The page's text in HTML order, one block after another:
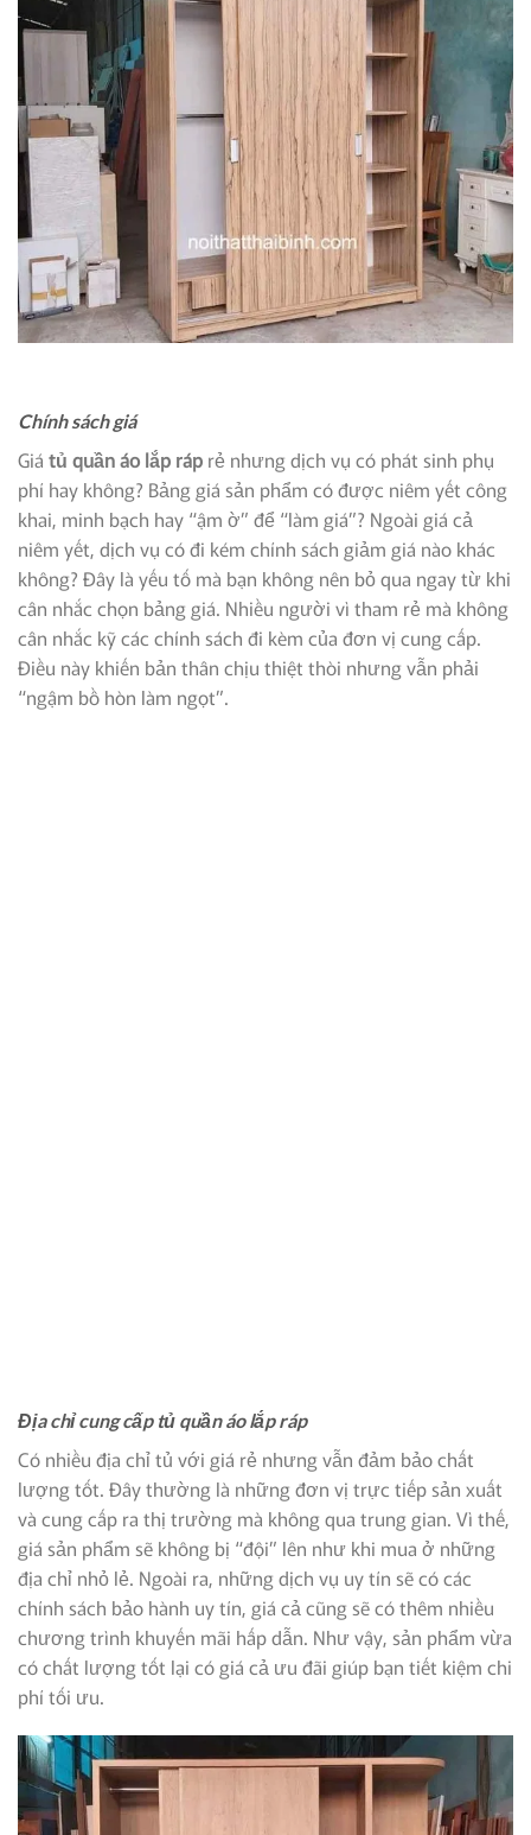
Chính sách giá
Giá tủ quần áo lắp ráp rẻ nhưng dịch vụ có phát sinh phụ
phí hay không? Bảng giá sản phẩm có được niêm yết công
khai, minh bạch hay “ậm ờ” để “làm giá”? Ngoài giá cả
niêm yết, dịch vụ có đi kém chính sách giảm giá nào khác
không? Đây là yếu tố mà bạn không nên bỏ qua ngay từ khi
cân nhắc chọn bảng giá. Nhiều người vì tham rẻ mà không
cân nhắc kỹ các chính sách đi kèm của đơn vị cung cấp.
Điều này khiến bản thân chịu thiệt thòi nhưng vẫn phải
“ngậm bồ hòn làm ngọt”.
Địa chỉ cung cấp tủ quần áo lắp ráp
Có nhiều địa chỉ tủ với giá rẻ nhưng vẫn đảm bảo chất
lượng tốt. Đây thường là những đơn vị trực tiếp sản xuất
và cung cấp ra thị trường mà không qua trung gian. Vì thế,
giá sản phẩm sẽ không bị “đội” lên như khi mua ở những
địa chỉ nhỏ lẻ. Ngoài ra, những dịch vụ uy tín sẽ có các
chính sách bảo hành uy tín, giá cả cũng sẽ có thêm nhiều
chương trình khuyến mãi hấp dẫn. Như vậy, sản phẩm vừa
có chất lượng tốt lại có giá cả ưu đãi giúp bạn tiết kiệm chi
phí tối ưu.